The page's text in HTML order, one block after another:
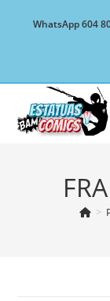
WhatsApp 604
>